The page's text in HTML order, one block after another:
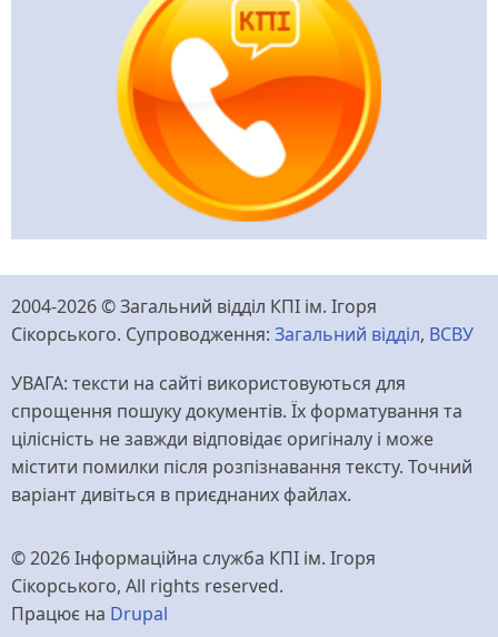
2004-2026 © Загальний відділ КПІ ім. Ігоря
Сікорського. Супроводження: Загальний відділ, ВСВУ
УВАГА: тексти на сайті використовуються для
спрощення пошуку документів. Їх форматування та
цілісність не завжди відповідає оригіналу і може
містити помилки після розпізнавання тексту. Точний
варіант дивіться в приєднаних файлах.
© 2026 Інформаційна служба КПІ ім. Ігоря
Сікорського, All rights reserved.
Працює на Drupal